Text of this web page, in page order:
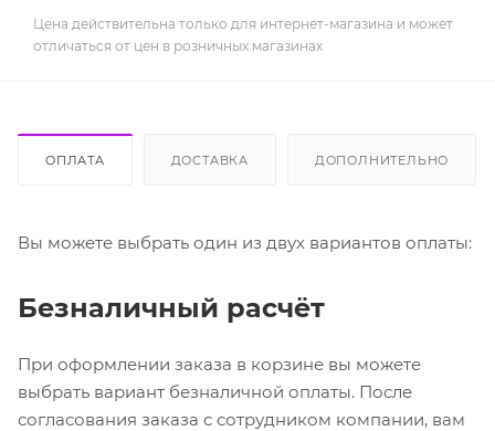
Цена действительна только для интернет-магазина и может
отличаться от цен в розничных магазинах
ОПЛАТА ДОСТАВКА ДОПОЛНИТЕЛЬНО
Вы можете выбрать один из двух вариантов оплаты:
Безналичный расчёт
При оформлении заказа в корзине вы можете
выбрать вариант безналичной оплаты. После
согласования заказа с сотрудником компании, вам